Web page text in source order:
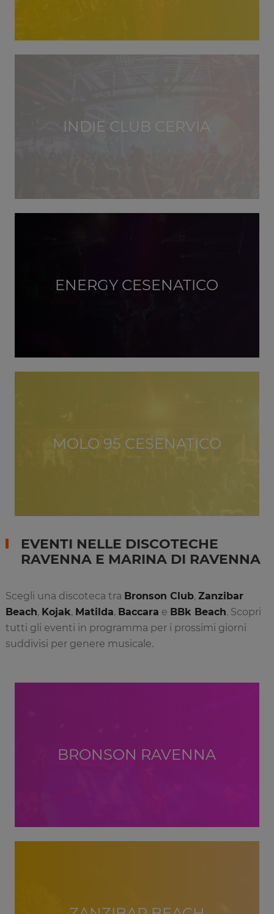
INDIE CLUB CERVIA
ENERGY CESENATICO
MOLO 95 CESENATICO
EVENTI NELLE DISCOTECHE
RAVENNA E MARINA DI RAVENNA
Scegli una discoteca tra Bronson Club, Zanzibar
Beach, Kojak, Matilda, Baccara e BBk Beach. Scopri
tutti gli eventi in programma per i prossimi giorni
suddivisi per genere musicale.
BRONSON RAVENNA